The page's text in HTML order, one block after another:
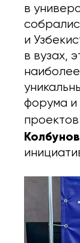
в
и
в вузах,
форума и